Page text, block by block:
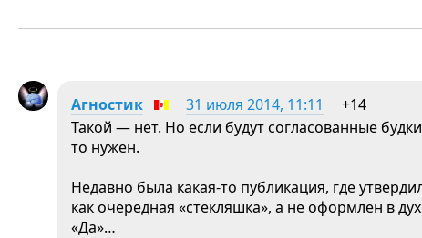
Агностик 31 июля 2014, 11:11
+14
Такой — нет. Но если будут согласованные
то нужен.
Недавно была какая-то публикация, где
как очередная «стекляшка», а не оформлен в
«Да»…